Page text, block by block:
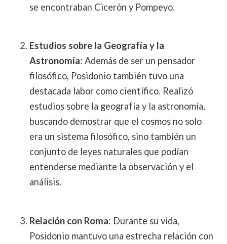
se encontraban Cicerón y Pompeyo.
Estudios sobre la Geografía y la
Astronomía: Además de ser un pensador
filosófico, Posidonio también tuvo una
destacada labor como científico. Realizó
estudios sobre la geografía y la astronomía,
buscando demostrar que el cosmos no solo
era un sistema filosófico, sino también un
conjunto de leyes naturales que podían
entenderse mediante la observación y el
análisis.
Relación con Roma: Durante su vida,
Posidonio mantuvo una estrecha relación con